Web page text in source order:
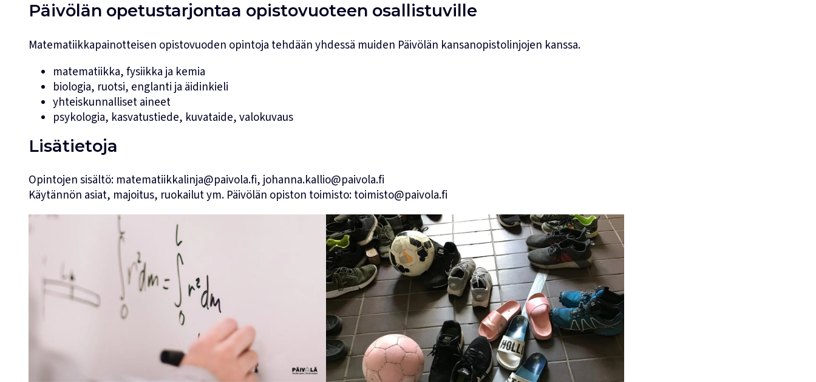
Päivölän opetustarjontaa opistovuoteen osallistuville
Matematiikkapainotteisen opistovuoden opintoja tehdään yhdessä muiden Päivölän kansanopistolinjojen kanssa.
matematiikka, fysiikka ja kemia
biologia, ruotsi, englanti ja äidinkieli
yhteiskunnalliset aineet
psykologia, kasvatustiede, kuvataide, valokuvaus
Lisätietoja
Opintojen sisältö: matematiikkalinja@paivola.fi, johanna.kallio@paivola.fi
Käytännön asiat, majoitus, ruokailut ym. Päivölän opiston toimisto: toimisto@paivola.fi